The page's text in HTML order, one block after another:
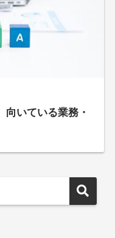
向いている業務・